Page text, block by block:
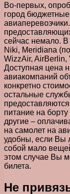
Во-первых,
город
сейчас немало. В
Niki, Meridiana
WizzAir, AirBerlin,
Доступная цена
авиакомпаний
конкретно
остальные
питание на
другие –
на самолет на
удобны, если Вы
собой мало
этом случае Вы
билета.
Не